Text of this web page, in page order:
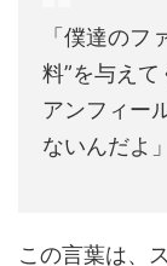
「僕達のフ
料”を与えて
アンフィー
ないんだよ」
この言葉は、